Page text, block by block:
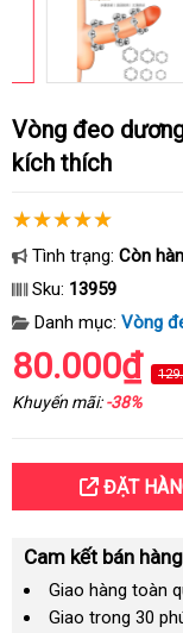
Vòng đeo dương vật inox hạt 30-35mm bền đẹp
kích thích
Tình trạng: Còn
Sku: 13959
Danh mục: Vòng
80.000₫
Khuyến mãi:-38%
ĐẶT
Cam kết bán hàng
Giao hàng toàn
Giao trong 30